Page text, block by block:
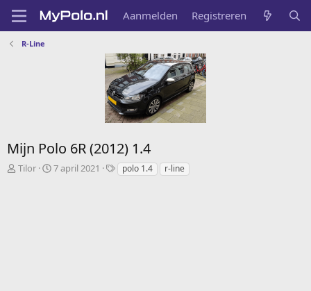
Aanmelden Registreren
R-Line
Mijn Polo 6R (2012) 1.4
A
Tilor
C
7 april 2021
T polo 1.4 r-line